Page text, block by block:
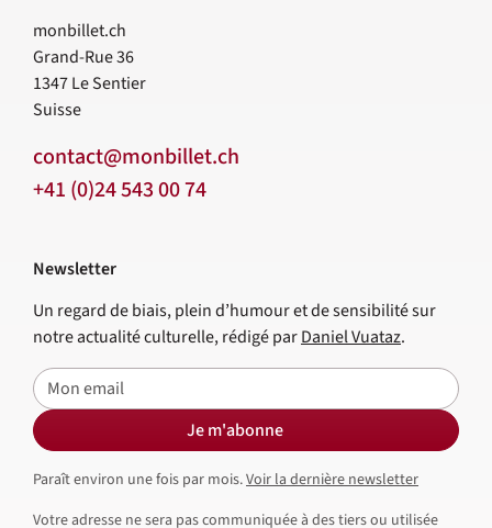
monbillet.ch
Grand-Rue 36
1347Le Sentier
Suisse
contact@monbillet.ch
+41 (0)24 543 00 74
Newsletter
Un regard de biais, plein d’humour et de sensibilité sur
notre actualité culturelle, rédigé parDaniel Vuataz.
E-mail
Je m'abonne
Paraît environ une fois par mois.Voir la dernière newsletter
Votre adresse ne sera pas communiquée à des tiers ou utilisée